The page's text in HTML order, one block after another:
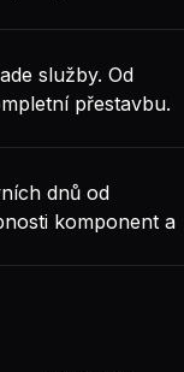
služby. Od
přestavbu.
dnů od
komponent a